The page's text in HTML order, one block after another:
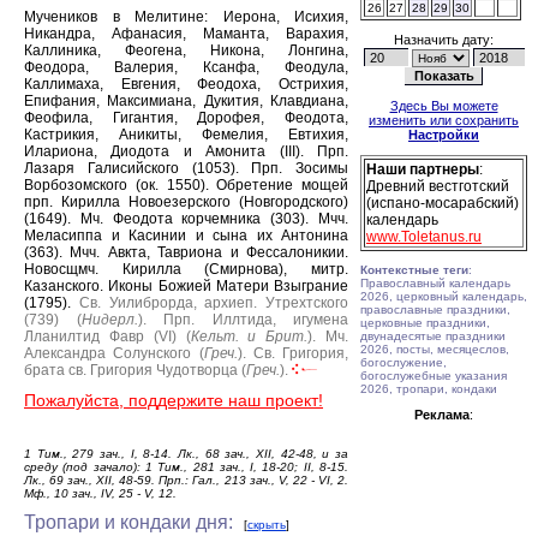
Мучеников в Мелитине: Иерона, Исихия,
Никандра, Афанасия, Маманта, Варахия,
Каллиника, Феогена, Никона, Лонгина,
Феодора, Валерия, Ксанфа, Феодула,
Каллимаха, Евгения, Феодоха, Острихия,
Епифания, Максимиана, Дукития, Клавдиана,
Феофила, Гигантия, Дорофея, Феодота,
Кастрикия, Аникиты, Фемелия, Евтихия,
Илариона, Диодота и Амонита (III).
Прп.
Лазаря Галисийского (1053).
Прп. Зосимы
Ворбозомского (ок. 1550).Обретение мощей
прп. Кирилла Новоезерского (Новгородского)
(1649).
Мч. Феодота корчемника (303).
Мчч.
Меласиппа и Касинии и сына их Антонина
(363). Мчч. Авкта, Тавриона и Фессалоникии.
Новосщмч. Кирилла (Смирнова), митр.
Казанского. Иконы Божией Матери Взыграние
(1795). Св. Уилиброрда, архиеп. Утрехтского
(739) (Нидерл.).
Прп. Иллтида, игумена
Лланилтид Фавр (VI) (Кельт. и Брит.).
Мч.
Александра Солунского (Греч.). Св. Григория,
брата св. Григория Чудотворца (Греч.).
Пожалуйста, поддержите наш проект!
1 Тим., 279 зач., I, 8-14. Лк., 68 зач., XII, 42-48, и за
среду (под зачало): 1 Тим., 281 зач., I, 18-20; II, 8-15.
Лк., 69 зач., XII, 48-59. Прп.: Гал., 213 зач., V, 22 - VI, 2.
Мф., 10 зач., IV, 25 - V, 12.
Тропари и кондаки дня: [скрыть]
26
27 28 29 30
Назначить дату:
Здесь Вы можете
изменить или сохранить
Настройки
Наши партнеры:
Древний вестготский
(испано-мосарабский)
календарь
www.Toletanus.ru
Контекстные теги:
Православный календарь
2026, церковный календарь,
православные праздники,
церковные праздники,
двунадесятые праздники
2026, посты, месяцеслов,
богослужение,
богослужебные указания
2026, тропари, кондаки
Реклама: